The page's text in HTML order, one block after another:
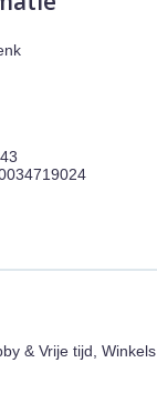
& Vrije tijd,